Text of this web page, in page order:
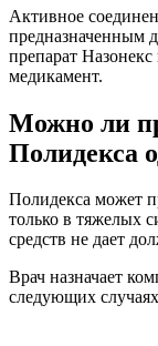
Активное
предназначенным
препарат
медикамент.
Можно ли
Полидекса
Полидекса может
только в тяжелых
средств не дает
Врач назначает
следующих